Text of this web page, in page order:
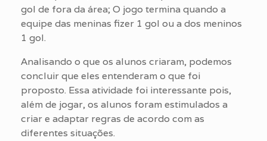
gol de fora da área; O jogo termina quando a
equipe das meninas fizer 1 gol ou a dos meninos
1 gol.
Analisando o que os alunos criaram, podemos
concluir que eles entenderam o que foi
proposto. Essa atividade foi interessante pois,
além de jogar, os alunos foram estimulados a
criar e adaptar regras de acordo com as
diferentes situações.